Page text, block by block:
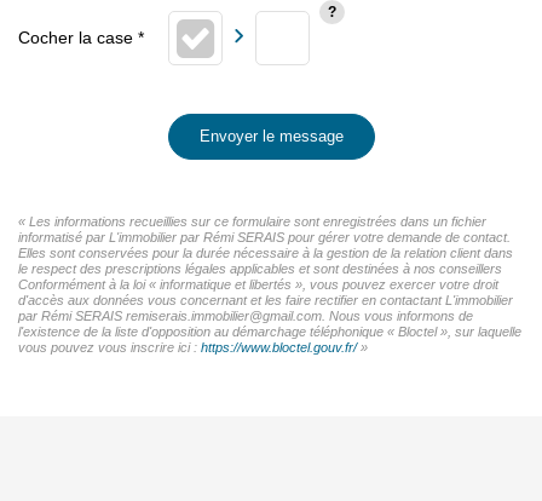
Envoyer le message
« Les informations recueillies sur ce formulaire sont enregistrées dans un fichier
informatisé par L'immobilier par Rémi SERAIS pour gérer votre demande de contact.
Elles sont conservées pour la durée nécessaire à la gestion de la relation client dans
le respect des prescriptions légales applicables et sont destinées à nos conseillers
Conformément à la loi « informatique et libertés », vous pouvez exercer votre droit
d'accès aux données vous concernant et les faire rectifier en contactant L'immobilier
par Rémi SERAIS remiserais.immobilier@gmail.com. Nous vous informons de
l'existence de la liste d'opposition au démarchage téléphonique « Bloctel », sur laquelle
vous pouvez vous inscrire ici : https://www.bloctel.gouv.fr/»